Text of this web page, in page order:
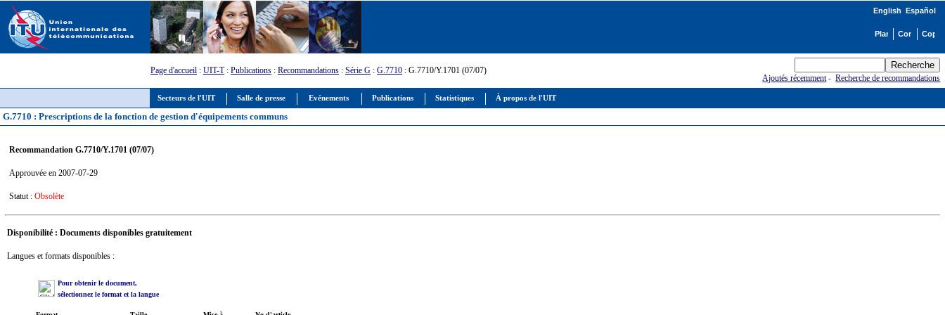
Secteurs de l'UIT Salle de presse Evénements Publications Statistiques À propos de l'UIT
English Español
Page d'accueil : UIT-T: Publications : Recommandations : Série G : G.7710 : G.7710/Y.1701 (07/07)
Ajoutés récemment-Recherche de recommandations
G.7710 : Prescriptions de la fonction de gestion d'équipements communs
Recommandation G.7710/Y.1701 (07/07)
Approuvée en 2007-07-29
Statut : Obsolète
Disponibilité : Documents disponibles gratuitement
Langues et formats disponibles :
Pour obtenir le document,
sélectionnez le format et la langue